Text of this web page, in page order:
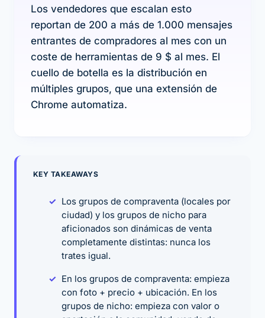
Los vendedores que escalan esto
reportan de 200 a más de 1.000 mensajes
entrantes de compradores al mes con un
coste de herramientas de 9 $ al mes. El
cuello de botella es la distribución en
múltiples grupos, que una extensión de
Chrome automatiza.
KEY TAKEAWAYS
Los grupos de compraventa (locales por
ciudad) y los grupos de nicho para
aficionados son dinámicas de venta
completamente distintas: nunca los
trates igual.
En los grupos de compraventa: empieza
con foto + precio + ubicación. En los
grupos de nicho: empieza con valor o